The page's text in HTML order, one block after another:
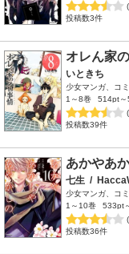
投稿数3件
オレん家
いときち
少女マンガ、コ
1～8巻
514pt
投稿数39件
あかやあ
七生 /
少女マンガ、コ
1～10巻
533pt
投稿数36件